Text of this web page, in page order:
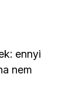
ennyi
nem